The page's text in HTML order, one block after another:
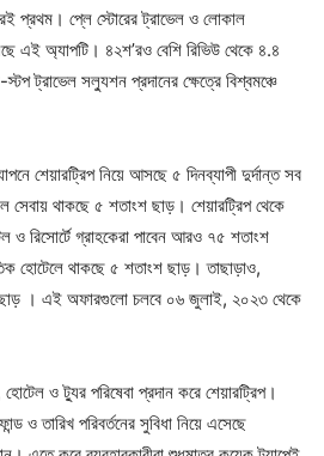
প্রথম। প্লে স্টোরের ট্রাভেল ও লোকাল
এই অ্যাপটি। ৪২শ’রও বেশি রিভিউ থেকে ৪.৪
ট্রাভেল সল্যুশন প্রদানের ক্ষেত্রে বিশ্বমঞ্চে
শেয়ারট্রিপ নিয়ে আসছে ৫ দিনব্যাপী দুর্দান্ত সব
সেবায় থাকছে ৫ শতাংশ ছাড়। শেয়ারট্রিপ থেকে
ও রিসোর্টে গ্রাহকেরা পাবেন আরও ৭৫ শতাংশ
হোটেলে থাকছে ৫ শতাংশ ছাড়। তাছাড়াও,
ছাড় । এই অফারগুলো চলবে ০৬ জুলাই, ২০২৩ থেকে
ও ট্যুর পরিষেবা প্রদান করে শেয়ারট্রিপ।
ও তারিখ পরিবর্তনের সুবিধা নিয়ে এসেছে